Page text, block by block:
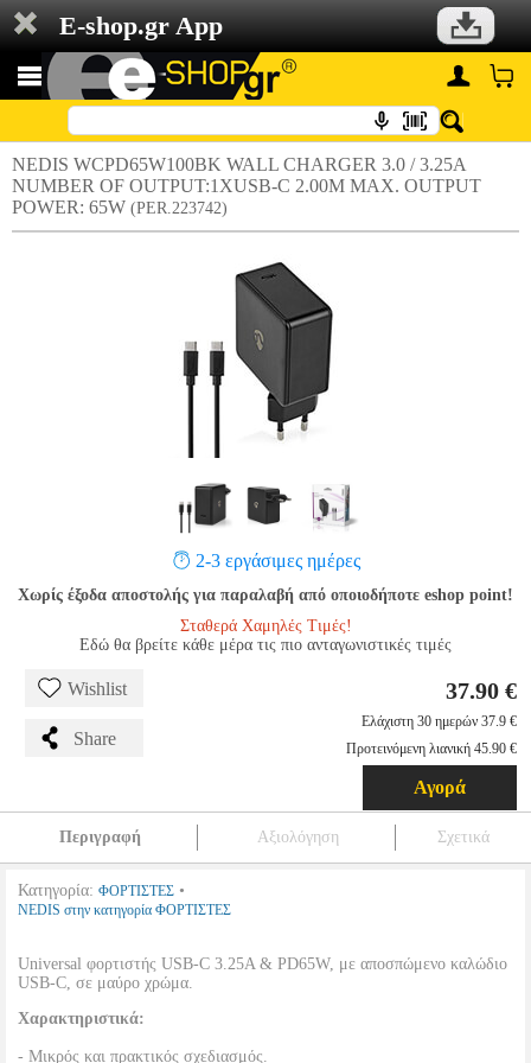
E-shop.gr App
NEDIS WCPD65W100BK WALL CHARGER 3.0 / 3.25A
NUMBER OF OUTPUT:1XUSB-C 2.00M MAX. OUTPUT
POWER: 65W (PER.223742)
2-3 εργάσιμες ημέρες
Χωρίς έξοδα αποστολής για παραλαβή από οποιοδήποτε eshop point!
Σταθερά Χαμηλές Τιμές!
Εδώ θα βρείτε κάθε μέρα τις πιο ανταγωνιστικές τιμές
Wishlist
Share
37.90 €
Ελάχιστη 30 ημερών 37.9 €
Προτεινόμενη λιανική 45.90 €
Αγορά
Περιγραφή Αξιολόγηση Σχετικά
Κατηγορία: ΦΟΡΤΙΣΤΕΣ •
NEDIS στην κατηγορία ΦΟΡΤΙΣΤΕΣ
Universal φορτιστής USB-C 3.25A & PD65W, με αποσπώμενο καλώδιο
USB-C, σε μαύρο χρώμα.
Χαρακτηριστικά:
- Μικρός και πρακτικός σχεδιασμός.